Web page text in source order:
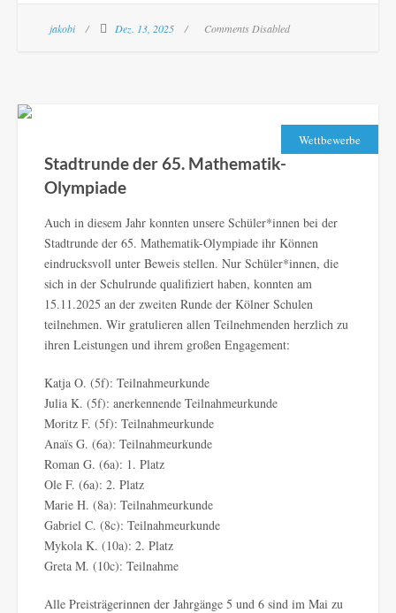
jakobi Dez. 13, 2025 Comments Disabled
Wettbewerbe
Stadtrunde der 65. Mathematik-
Olympiade
Auch in diesem Jahr konnten unsere Schüler*innen bei der
Stadtrunde der 65. Mathematik-Olympiade ihr Können
eindrucksvoll unter Beweis stellen. Nur Schüler*innen, die
sich in der Schulrunde qualifiziert haben, konnten am
15.11.2025 an der zweiten Runde der Kölner Schulen
teilnehmen. Wir gratulieren allen Teilnehmenden herzlich zu
ihren Leistungen und ihrem großen Engagement:
Katja O. (5f): Teilnahmeurkunde
Julia K. (5f): anerkennende Teilnahmeurkunde
Moritz F. (5f): Teilnahmeurkunde
Anaïs G. (6a): Teilnahmeurkunde
Roman G. (6a): 1. Platz
Ole F. (6a): 2. Platz
Marie H. (8a): Teilnahmeurkunde
Gabriel C. (8c): Teilnahmeurkunde
Mykola K. (10a): 2. Platz
Greta M. (10c): Teilnahme
Alle Preisträgerinnen der Jahrgänge 5 und 6 sind im Mai zu